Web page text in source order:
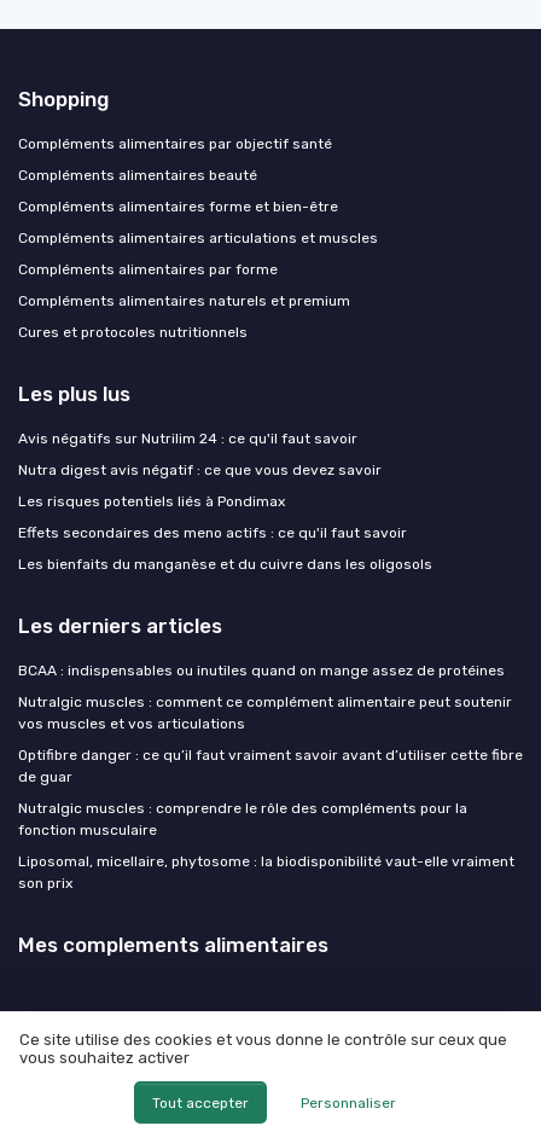
Shopping
Compléments alimentaires par objectif santé
Compléments alimentaires beauté
Compléments alimentaires forme et bien-être
Compléments alimentaires articulations et muscles
Compléments alimentaires par forme
Compléments alimentaires naturels et premium
Cures et protocoles nutritionnels
Les plus lus
Avis négatifs sur Nutrilim 24 : ce qu'il faut savoir
Nutra digest avis négatif : ce que vous devez savoir
Les risques potentiels liés à Pondimax
Effets secondaires des meno actifs : ce qu'il faut savoir
Les bienfaits du manganèse et du cuivre dans les oligosols
Les derniers articles
BCAA : indispensables ou inutiles quand on mange assez de protéines
Nutralgic muscles : comment ce complément alimentaire peut soutenir
vos muscles et vos articulations
Optifibre danger : ce qu’il faut vraiment savoir avant d’utiliser cette fibre
de guar
Nutralgic muscles : comprendre le rôle des compléments pour la
fonction musculaire
Liposomal, micellaire, phytosome : la biodisponibilité vaut-elle vraiment
son prix
Mes complements alimentaires
Mentions légales
© Mes complements alimentaires 2026
Ce site utilise des cookies et vous donne le contrôle sur ceux que
vous souhaitez activer
Tout accepter Personnaliser